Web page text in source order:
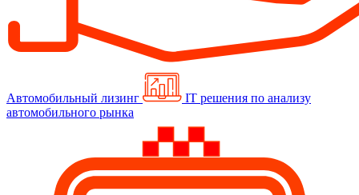
Автомобильный лизинг
IT решения по анализу
автомобильного рынка